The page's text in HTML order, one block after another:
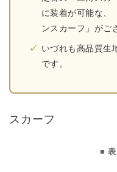
に装着が可能な、
ンスカーフ」がご
いづれも高品質生
です。
スカーフ
■ 表